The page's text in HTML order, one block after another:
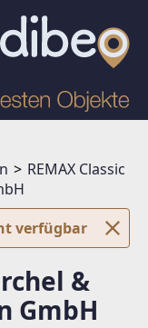
REMAX Classic
verfügbar
&
GmbH